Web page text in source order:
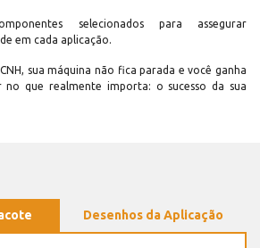
selecionados para assegurar
em cada aplicação.
sua máquina não fica parada e você ganha
no que realmente importa: o sucesso da sua
Desenhos da Aplicação